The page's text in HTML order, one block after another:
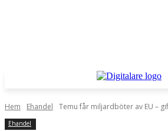
Hem Ehandel Temu får miljardböter av EU –
Ehandel